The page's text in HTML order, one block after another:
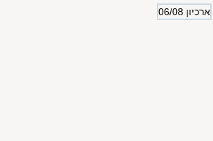
ארכיון 06/08